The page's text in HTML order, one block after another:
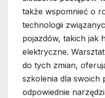
także wspomnieć o
technologii
pojazdów, takich jak
elektryczne.
do tych zmian,
szkolenia dla swoich
odpowiednie